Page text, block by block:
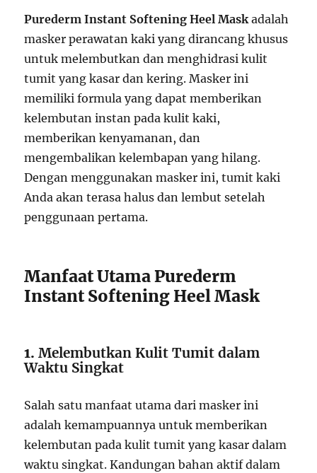
Purederm Instant Softening Heel Maskadalah
masker perawatan kaki yang dirancang khusus
untuk melembutkan dan menghidrasi kulit
tumit yang kasar dan kering. Masker ini
memiliki formula yang dapat memberikan
kelembutan instan pada kulit kaki,
memberikan kenyamanan, dan
mengembalikan kelembapan yang hilang.
Dengan menggunakan masker ini, tumit kaki
Anda akan terasa halus dan lembut setelah
penggunaan pertama.
Manfaat Utama Purederm
Instant Softening Heel Mask
1.Melembutkan Kulit Tumit dalam
Waktu Singkat
Salah satu manfaat utama dari masker ini
adalah kemampuannya untuk memberikan
kelembutan pada kulit tumit yang kasar dalam
waktu singkat. Kandungan bahan aktif dalam